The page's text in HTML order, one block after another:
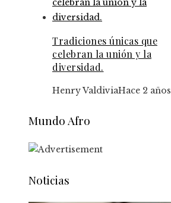
Tradiciones únicas que
celebran la unión y la
diversidad.
Henry ValdiviaHace 2 años
Mundo Afro
Noticias